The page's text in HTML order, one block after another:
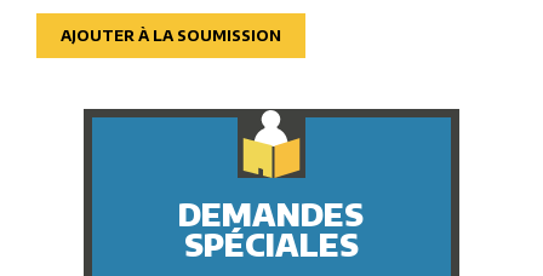
AJOUTER À LA SOUMISSION
DEMANDES
SPÉCIALES